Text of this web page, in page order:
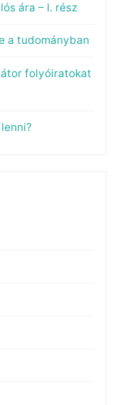
ára – I. rész
a tudományban
folyóiratokat